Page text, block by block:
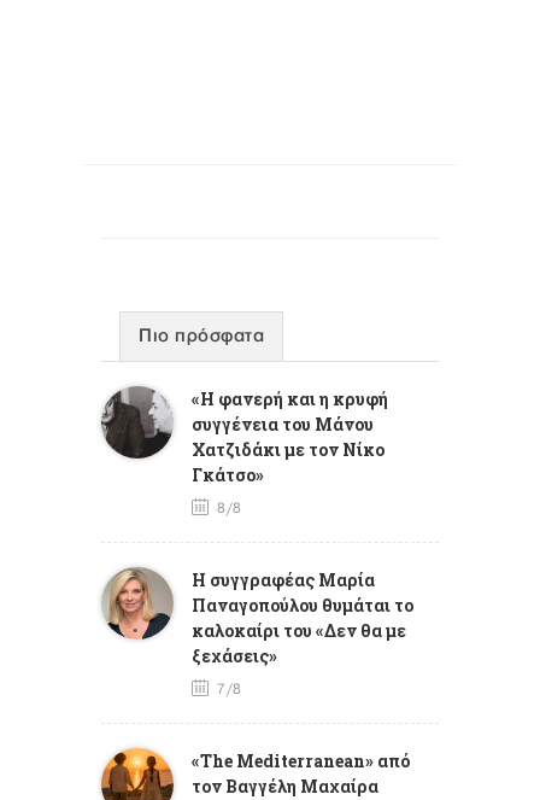
Πιο πρόσφατα
«Η φανερή και η κρυφή
συγγένεια του Μάνου
Χατζιδάκι με τον Νίκο
Γκάτσο»
8/8
Η συγγραφέας Μαρία
Παναγοπούλου θυμάται το
καλοκαίρι του «Δεν θα με
ξεχάσεις»
7/8
«The Mediterranean» από
τον Βαγγέλη Μαχαίρα